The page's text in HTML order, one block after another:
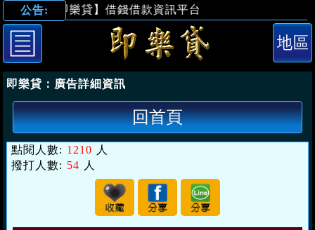
公告:
【即樂貸】借錢借款資訊平台
即樂貸： 廣告詳細資訊
回首頁
點閱人數: 1210 人
撥打人數: 54 人